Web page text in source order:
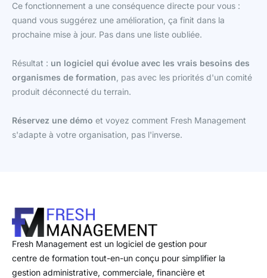
Ce fonctionnement a une conséquence directe pour vous :
quand vous suggérez une amélioration, ça finit dans la
prochaine mise à jour. Pas dans une liste oubliée.
Résultat : un logiciel qui évolue avec les vrais besoins des
organismes de formation , pas avec les priorités d'un comité
produit déconnecté du terrain.
Réservez une démo et voyez comment Fresh Management
s'adapte à votre organisation, pas l'inverse.
Fresh Management est un logiciel de gestion pour
centre de formation tout-en-un conçu pour simplifier la
gestion administrative, commerciale, financière et